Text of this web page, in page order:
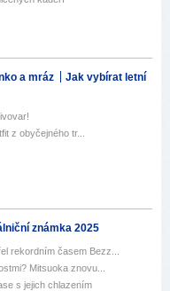
a mráz
Jak vybírat letní
z obyčejného tr...
známka 2025
rekordním časem Bezz...
Mitsuoka znovu...
s jejich chlazením